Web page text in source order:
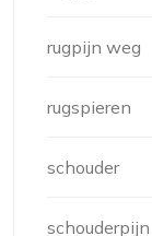
rugpijn weg
rugspieren
schouder
schouderpijn